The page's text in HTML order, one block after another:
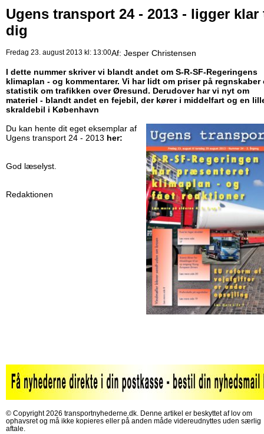
Ugens transport 24 - 2013 - ligger klar
dig
Fredag 23. august 2013 kl: 13:00Af: Jesper Christensen
I dette nummer skriver vi blandt andet om S-R-SF-Regeringens
klimaplan - og kommentarer. Vi har lidt om priser på regnskaber
statistik om trafikken over Øresund. Derudover har vi nyt om
materiel - blandt andet en fejebil, der kører i middelfart og en
skraldebil i København
Du kan hente dit eget eksemplar af
Ugens transport 24 - 2013 her:
God læselyst.
Redaktionen
© Copyright 2026 transportnyhederne.dk. Denne artikel er beskyttet af lov om
ophavsret og må ikke kopieres eller på anden måde videreudnyttes uden særlig
aftale.